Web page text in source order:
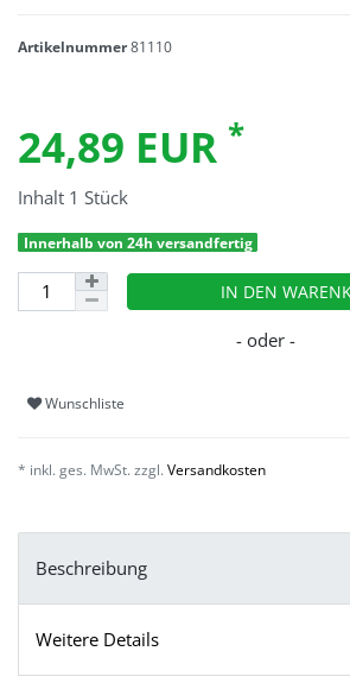
Artikelnummer81110
24,89 EUR *
Inhalt 1 Stück
Innerhalb von 24h versandfertig
IN DEN
Wunschliste
* inkl. ges. MwSt. zzgl. Versandkosten
Beschreibung
Weitere Details